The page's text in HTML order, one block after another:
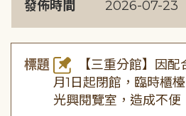
發佈時間 2026-07-23
標題
【三重分館】因
月1日起閉館，臨時櫃
光興閱覽室，造成不便